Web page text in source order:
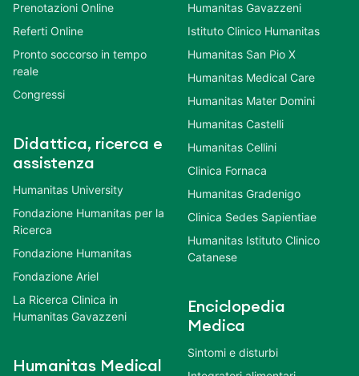
Prenotazioni Online
Referti Online
Pronto soccorso in tempo
reale
Congressi
Didattica, ricerca e
assistenza
Humanitas University
Fondazione Humanitas per la
Ricerca
Fondazione Humanitas
Fondazione Ariel
La Ricerca Clinica in
Humanitas Gavazzeni
Humanitas Medical
Humanitas Gavazzeni
Istituto Clinico Humanitas
Humanitas San Pio X
Humanitas Medical Care
Humanitas Mater Domini
Humanitas Castelli
Humanitas Cellini
Clinica Fornaca
Humanitas Gradenigo
Clinica Sedes Sapientiae
Humanitas Istituto Clinico
Catanese
Enciclopedia
Medica
Sintomi e disturbi